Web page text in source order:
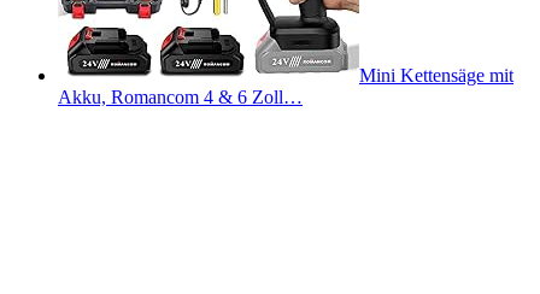
Mini Kettensäge mit
Akku, Romancom 4 & 6 Zoll…